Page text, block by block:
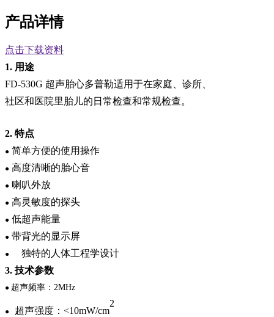
产品详情
点击下载资料
1. 用途
FD-530G 超声胎心多普勒适用于在家庭、诊所、
社区和医院里胎儿的日常检查和常规检查。
2. 特点
● 简单方便的使用操作
● 高度清晰的胎心音
● 喇叭外放
● 高灵敏度的探头
● 低超声能量
● 带背光的显示屏
●
独特的人体工程学设计
3. 技术参数
● 超声频率： 2MHz
● 超声强度： <10mW/cm
2